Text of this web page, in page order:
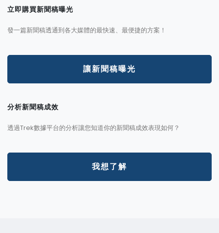
立即購買新聞稿曝光
發一篇新聞稿透通到各大媒體的最快速、最便捷的方案！
讓新聞稿曝光
分析新聞稿成效
透過Trek數據平台的分析讓您知道你的新聞稿成效表現如何？
我想了解